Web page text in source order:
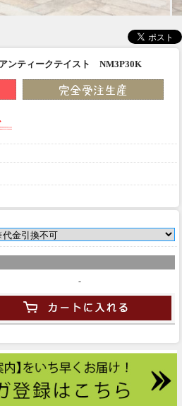
アンティークテイスト NM3P30K
-